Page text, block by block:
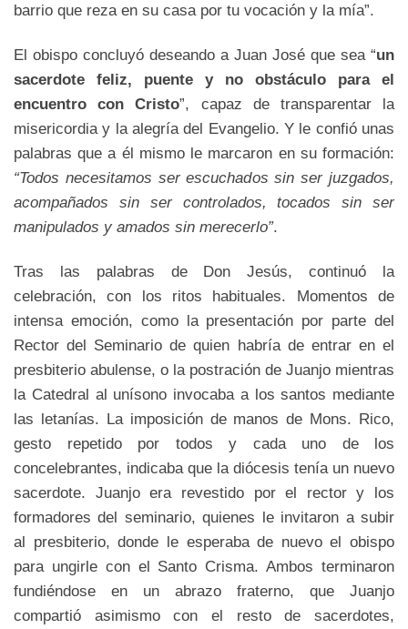
barrio que reza en su casa por tu vocación y la mía”.
El obispo concluyó deseando a Juan José que sea “un
sacerdote feliz, puente y no obstáculo para el
encuentro con Cristo”, capaz de transparentar la
misericordia y la alegría del Evangelio. Y le confió unas
palabras que a él mismo le marcaron en su formación:
“Todos necesitamos ser escuchados sin ser juzgados,
acompañados sin ser controlados, tocados sin ser
manipulados y amados sin merecerlo”.
Tras las palabras de Don Jesús, continuó la
celebración, con los ritos habituales. Momentos de
intensa emoción, como la presentación por parte del
Rector del Seminario de quien habría de entrar en el
presbiterio abulense, o la postración de Juanjo mientras
la Catedral al unísono invocaba a los santos mediante
las letanías. La imposición de manos de Mons. Rico,
gesto repetido por todos y cada uno de los
concelebrantes, indicaba que la diócesis tenía un nuevo
sacerdote. Juanjo era revestido por el rector y los
formadores del seminario, quienes le invitaron a subir
al presbiterio, donde le esperaba de nuevo el obispo
para ungirle con el Santo Crisma. Ambos terminaron
fundiéndose en un abrazo fraterno, que Juanjo
compartió asimismo con el resto de sacerdotes,